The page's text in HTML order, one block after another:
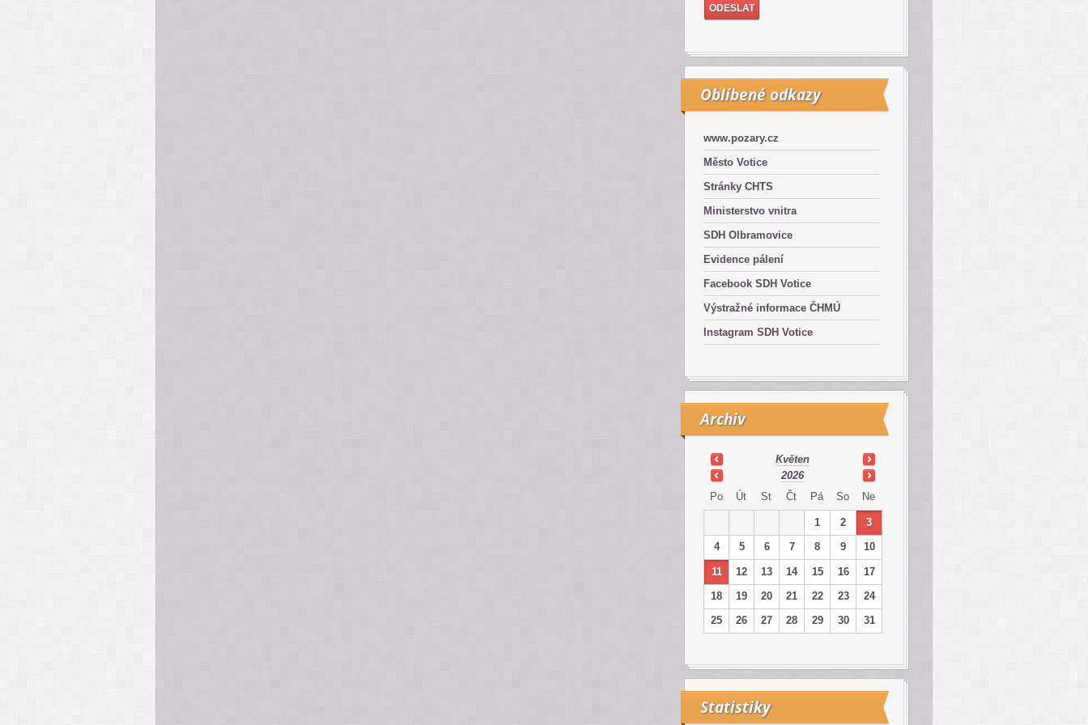
Oblíbené odkazy
www.pozary.cz
Město Votice
Stránky CHTS
Ministerstvo vnitra
SDH Olbramovice
Evidence pálení
Facebook SDH Votice
Výstražné informace ČHMÚ
Instagram SDH Votice
Archiv
Květen
2026
Po
Út St Čt Pá So Ne
1 2
3
4
5 6 7 8 9 10
11 12 13 14 15 16
17
18
19 20 21 22 23
24
25
26 27 28 29 30 31
Statistiky